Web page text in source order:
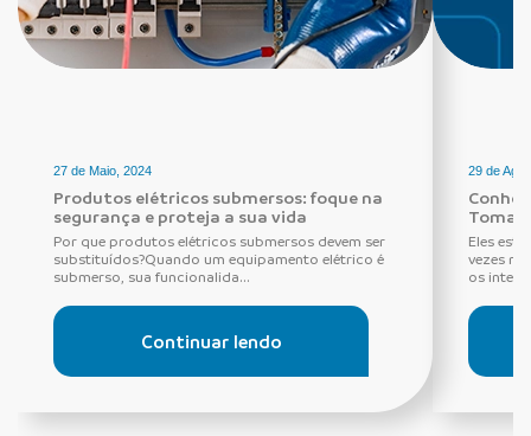
27 de Maio, 2024
Produtos elétricos submersos: foque na
segurança e proteja a sua vida
Por que produtos elétricos submersos devem ser
substituídos?Quando um equipamento elétrico é
submerso, sua funcionalida...
Continuar lendo
29 de
Eles
vezes
os